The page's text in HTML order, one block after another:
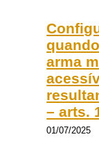
arma
– arts.
01/07/2025